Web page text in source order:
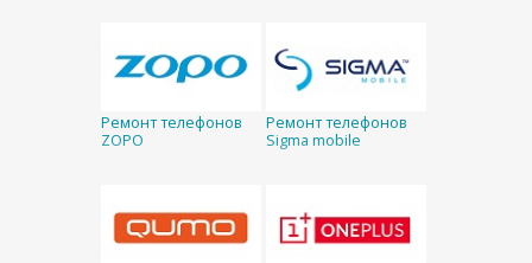
Ремонт телефонов
ZOPO
Ремонт телефонов
Sigma mobile